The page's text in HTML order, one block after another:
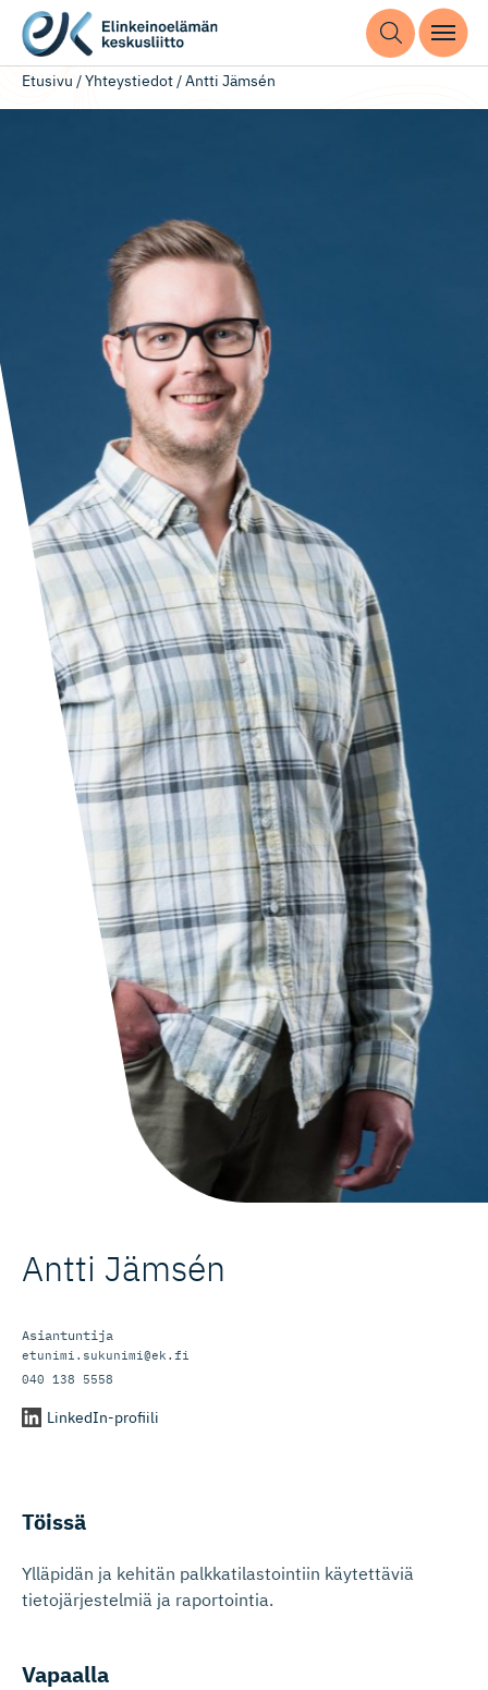
Etusivu /Yhteystiedot/Antti Jämsén
Antti Jämsén
Asiantuntija
etunimi.sukunimi@ek.fi
040 138 5558
LinkedIn-profiili
Töissä
Ylläpidän ja kehitän palkkatilastointiin käytettäviä
tietojärjestelmiä ja raportointia.
Vapaalla